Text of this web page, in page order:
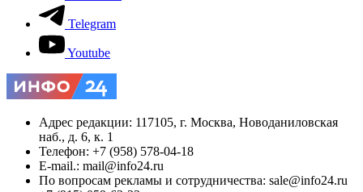
Telegram
Youtube
Адрес редакции: 117105, г. Москва, Новоданиловская
наб., д. 6, к. 1
Телефон: +7 (958) 578-04-18
E-mail.: mail@info24.ru
По вопросам рекламы и сотрудничества: sale@info24.ru